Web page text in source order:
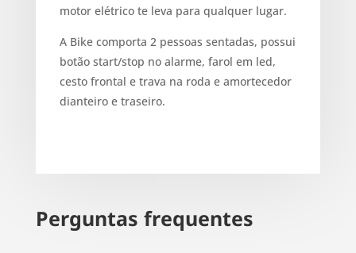
motor elétrico te leva para qualquer lugar.
A Bike comporta 2 pessoas sentadas, possui
botão start/stop no alarme, farol em led,
cesto frontal e trava na roda e amortecedor
dianteiro e traseiro.
Perguntas frequentes